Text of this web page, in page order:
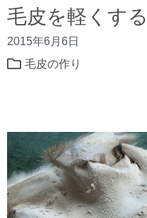
毛皮を軽くする
2015年6月6日
毛皮の作り